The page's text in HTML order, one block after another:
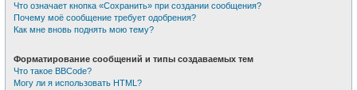
Что означает кнопка «Сохранить» при создании сообщения?
Почему моё сообщение требует одобрения?
Как мне вновь поднять мою тему?
Форматирование сообщений и типы создаваемых тем
Что такое BBCode?
Могу ли я использовать HTML?